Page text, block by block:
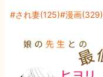
され妻(125) 漫画(329)